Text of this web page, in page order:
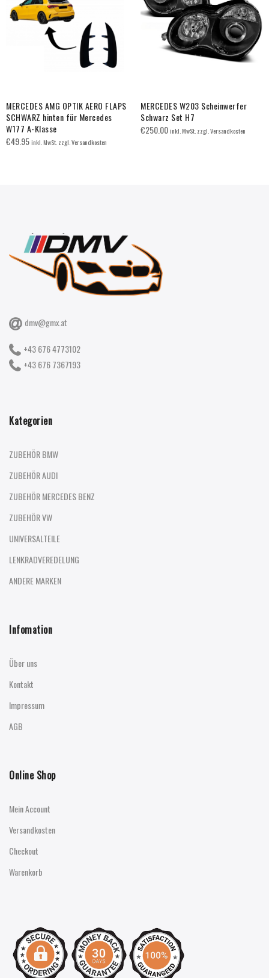
MERCEDES AMG OPTIK AERO FLAPS
SCHWARZ hinten für Mercedes
W177 A-Klasse
€49.95inkl. MwSt. zzgl. Versandkosten
MERCEDES W203 Scheinwerfer
Schwarz Set H7
€250.00inkl. MwSt. zzgl. Versandkosten
dmv@gmx.at
+43 676 4773102
+43 676 7367193
Kategorien
ZUBEHÖR BMW
ZUBEHÖR AUDI
ZUBEHÖR MERCEDES BENZ
ZUBEHÖR VW
UNIVERSALTEILE
LENKRADVEREDELUNG
ANDERE MARKEN
Infomation
Über uns
Kontakt
Impressum
AGB
Online Shop
Mein Account
Versandkosten
Checkout
Warenkorb